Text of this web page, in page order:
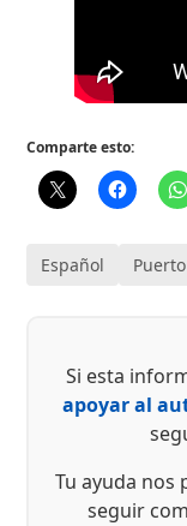
Comparte esto:
Español
Si esta
apoyar al
Tu ayuda nos
seguir